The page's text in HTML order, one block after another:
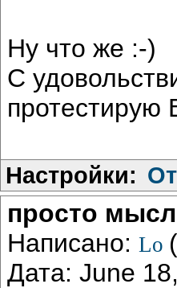
Ну что же :-)
С
протестирую
Настройки:
просто
Написано: Lo
Дата: June